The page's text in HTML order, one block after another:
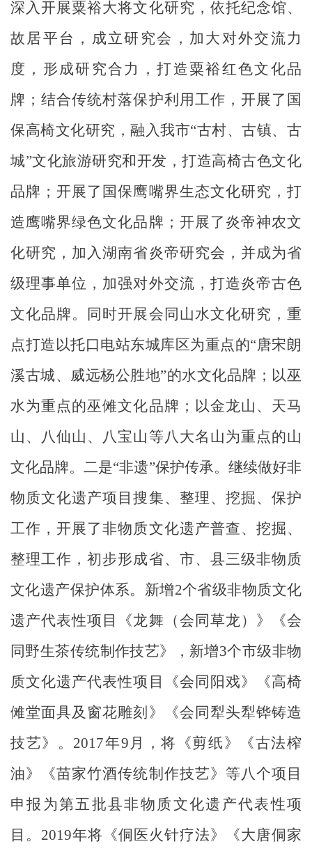
深入开展粟裕大将文化研究，依托纪念馆、
故居平台，成立研究会，加大对外交流力
度，形成研究合力，打造粟裕红色文化品
牌；结合传统村落保护利用工作，开展了国
保高椅文化研究，融入我市“古村、古镇、古
城”文化旅游研究和开发，打造高椅古色文化
品牌；开展了国保鹰嘴界生态文化研究，打
造鹰嘴界绿色文化品牌；开展了炎帝神农文
化研究，加入湖南省炎帝研究会，并成为省
级理事单位，加强对外交流，打造炎帝古色
文化品牌。同时开展会同山水文化研究，重
点打造以托口电站东城库区为重点的“唐宋朗
溪古城、威远杨公胜地”的水文化品牌；以巫
水为重点的巫傩文化品牌；以金龙山、天马
山、 八仙山、 八宝山等八大名山为重点的山
文化品牌。二是“非遗”保护传承。继续做好非
物质文化遗产项目搜集、整理、挖掘、保护
工作，开展了非物质文化遗产普查、挖掘、
整理工作，初步形成省、市、县三级非物质
文化遗产保护体系。新增2个省级非物质文化
遗产代表性项目《龙舞（会同草龙） 》《会
同野生茶传统制作技艺》，新增3个市级非物
质文化遗产代表性项目《会同阳戏》《高椅
傩堂面具及窗花雕刻》《会同犁头犁铧铸造
技艺》。 2017年9 月，将《剪纸》《古法榨
油》《苗家竹酒传统制作技艺》等八个项目
申报为第五批县非物质文化遗产代表性项
目。 2019年将《侗医火针疗法》《大唐侗家